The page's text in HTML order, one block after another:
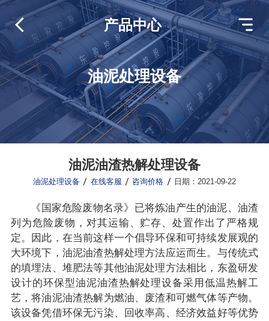
油泥处理设备
产品中心
油泥油渣热解处理设备
油泥处理设备 在线客服 咨询价格 日期：2021-09-22
《国家危险废物名录》已将炼油产生的油泥、油渣
列为危险废物，对其运输、贮存、处置作出了严格规
定。因此，在当前这样一个倡导环保和可持续发展观的
大环境下，油泥油渣热解处理方法应运而生。与传统式
的填埋法、堆肥法等其他油泥处理方法相比，东盈研发
设计的环保型油泥油渣热解处理设备采用低温热解工
艺，将油泥油渣热解为燃油、废渣和可燃气体等产物。
该设备凭借环保无污染、回收率高、经济效益好等优势